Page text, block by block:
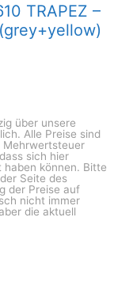
TRAPEZ –
über unsere
Alle Preise sind
Mehrwertsteuer
sich hier
haben können. Bitte
Seite des
der Preise auf
nicht immer
die aktuell